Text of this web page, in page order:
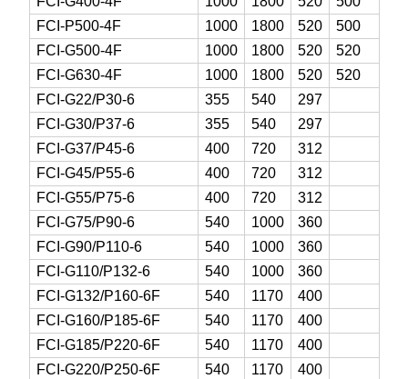
FCI-P500-4F
1000 1800 520
500
FCI-G500-4F
1000 1800 520
520
FCI-G630-4F
1000 1800 520
520
FCI-G22/P30-6
355 540
297
FCI-G30/P37-6
355 540
297
FCI-G37/P45-6
400 720
312
FCI-G45/P55-6
400 720
312
FCI-G55/P75-6
400 720
312
FCI-G75/P90-6
540 1000
360
FCI-G90/P110-6
540 1000
360
FCI-G110/P132-6
540 1000
360
FCI-G132/P160-6F
540 1170
400
FCI-G160/P185-6F
540 1170
400
FCI-G185/P220-6F
540 1170
400
FCI-G220/P250-6F
540 1170
400